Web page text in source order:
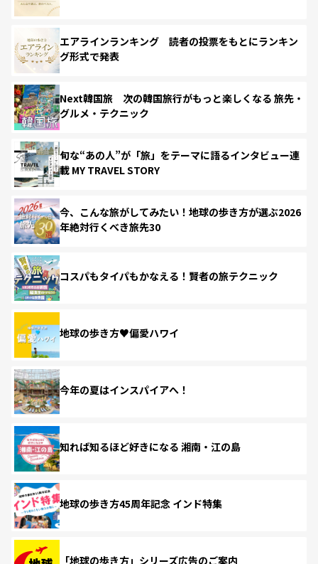
エアラインランキング 読者の投票をもとにランキン
グ形式で発表
Next韓国旅 次の韓国旅行がもっと楽しくなる 旅先・
グルメ・テクニック
旬な“あの人”が「旅」をテーマに語るインタビュー連
載 MY TRAVEL STORY
今、こんな旅がしてみたい！地球の歩き方が選ぶ2026
年絶対行くべき旅先30
コスパもタイパもかなえる！賢者の旅テクニック
地球の歩き方♥偏愛ハワイ
今年の夏はインスパイアへ！
知れば知るほど好きになる 湘南・江の島
地球の歩き方45周年記念 インド特集
「地球の歩き方」シリーズ広告のご案内